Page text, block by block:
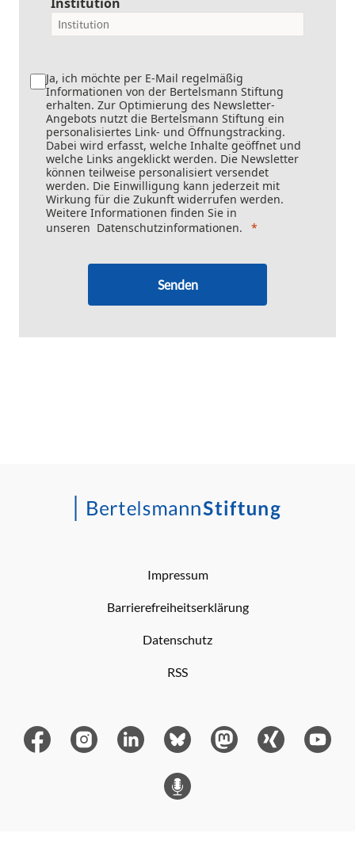
Ja, ich möchte per E-Mail regelmäßig
Informationen von der Bertelsmann Stiftung
erhalten. Zur Optimierung des Newsletter-
Angebots nutzt die Bertelsmann Stiftung ein
personalisiertes Link- und Öffnungstracking.
Dabei wird erfasst, welche Inhalte geöffnet und
welche Links angeklickt werden. Die Newsletter
können teilweise personalisiert versendet
werden. Die Einwilligung kann jederzeit mit
Wirkung für die Zukunft widerrufen werden.
Weitere Informationen finden Sie in
unseren Datenschutzinformationen.
Senden
Impressum
Barrierefreiheitserklärung
Datenschutz
RSS